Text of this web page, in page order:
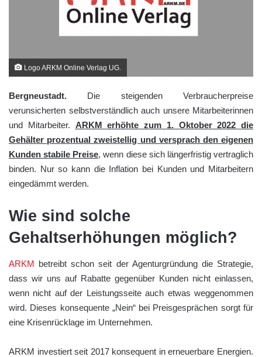
Logo ARKM Online Verlag UG.
Bergneustadt. Die steigenden Verbraucherpreise
verunsicherten selbstverständlich auch unsere Mitarbeiterinnen
und Mitarbeiter. ARKM erhöhte zum 1. Oktober 2022 die
Gehälter prozentual zweistellig und versprach den eigenen
Kunden stabile Preise, wenn diese sich längerfristig vertraglich
binden. Nur so kann die Inflation bei Kunden und Mitarbeitern
eingedämmt werden.
Wie sind solche
Gehaltserhöhungen möglich?
ARKM
betreibt schon seit der Agenturgründung die Strategie,
dass wir uns auf Rabatte gegenüber Kunden nicht einlassen,
wenn nicht auf der Leistungsseite auch etwas weggenommen
wird. Dieses konsequente „Nein“ bei Preisgesprächen sorgt für
eine Krisenrücklage im Unternehmen.
ARKM investiert seit 2017 konsequent in erneuerbare Energien.